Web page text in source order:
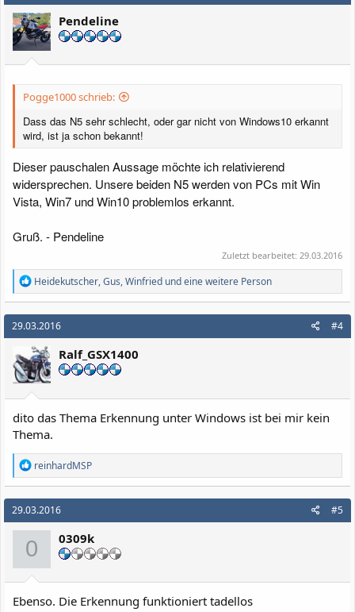
Pendeline
Pogge1000 schrieb:
Dass das N5 sehr schlecht, oder gar nicht von Windows10 erkannt
wird, ist ja schon bekannt!
Dieser pauschalen Aussage möchte ich relativierend
widersprechen. Unsere beiden N5 werden von PCs mit Win
Vista, Win7 und Win10 problemlos erkannt.
Gruß. - Pendeline
Zuletzt bearbeitet: 29.03.2016
R
e
a
k
t
i
o
n
e
n
Heidekutscher,Gus,Winfried und eine weitere Person
29.03.2016 #4
Ralf_GSX1400
dito das Thema Erkennung unter Windows ist bei mir kein
Thema.
R
e
a
k
t
i
o
n
e
n
reinhardMSP
29.03.2016 #5
0 0309k
Ebenso. Die Erkennung funktioniert tadellos